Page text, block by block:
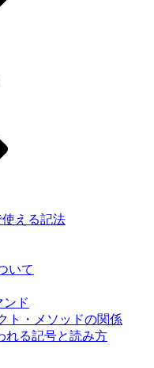
える記法
いて
ンド
ト・メソッドの関係
れる記号と読み方